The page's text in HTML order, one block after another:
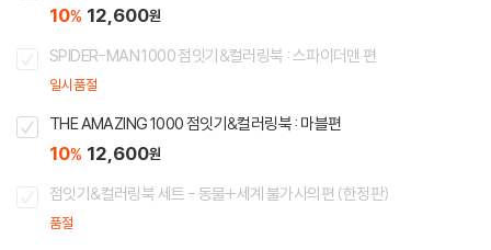
10% 12,600원
SPIDER-MAN 1000 점잇기&컬러링북 : 스파이더맨 편
일시품절
THE AMAZING 1000 점잇기&컬러링북 : 마블편
10% 12,600원
점잇기&컬러링북 세트 - 동물+세계 불가사의편 (한정판)
품절